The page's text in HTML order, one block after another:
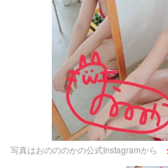
写真はおのののかの公式Instagramから